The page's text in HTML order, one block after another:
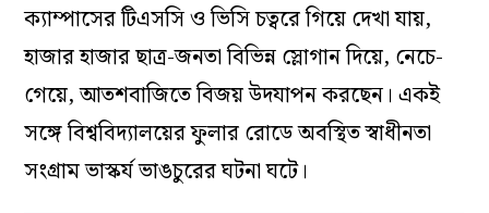
ক্যাম্পাসের টিএসসি ও ভিসি চত্বরে গিয়ে দেখা যায়,
হাজার হাজার ছাত্র-জনতা বিভিন্ন স্লোগান দিয়ে, নেচে-
গেয়ে, আতশবাজিতে বিজয় উদযাপন করছেন। একই
সঙ্গে বিশ্ববিদ্যালয়ের ফুলার রোডে অবস্থিত স্বাধীনতা
সংগ্রাম ভাস্কর্য ভাঙচুরের ঘটনা ঘটে।